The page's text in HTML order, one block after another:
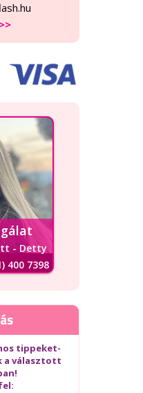
- Detty
400 7398
tippeket-
a választott